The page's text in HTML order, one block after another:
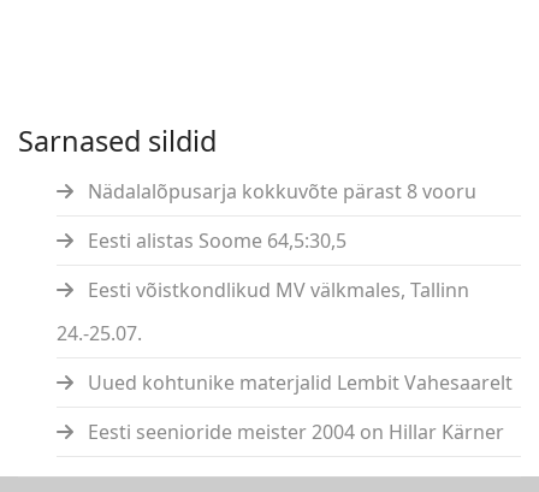
Sarnased sildid
Nädalalõpusarja kokkuvõte pärast 8 vooru
Eesti alistas Soome 64,5:30,5
Eesti võistkondlikud MV välkmales, Tallinn
24.-25.07.
Uued kohtunike materjalid Lembit Vahesaarelt
Eesti seenioride meister 2004 on Hillar Kärner